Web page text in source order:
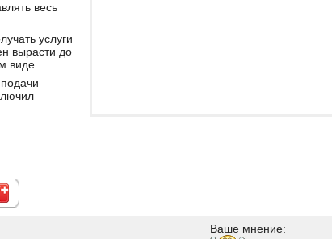
весь
услуги
вырасти до
виде.
Ваше мнение: